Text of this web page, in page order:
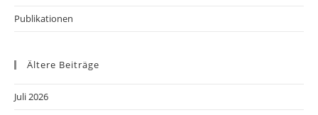
Publikationen
Ältere Beiträge
Juli 2026